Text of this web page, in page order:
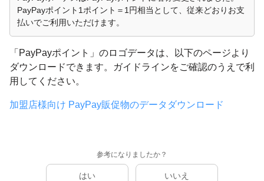
PayPayポイント1ポイント＝1円相当として、従来どおりお支
払いでご利用いただけます。
「PayPayポイント」のロゴデータは、以下のページより
ダウンロードできます。ガイドラインをご確認のうえで利
用してください。
加盟店様向け PayPay販促物のデータダウンロード
参考になりましたか？
はい いいえ